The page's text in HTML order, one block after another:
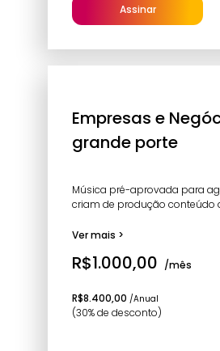
Assinar
Empresas e
grande porte
Música pré-aprovada para
criam de produção conteúdo
Ver mais >
R$1.000,00 /mês
R$8.400,00 /Anual
(30% de desconto)